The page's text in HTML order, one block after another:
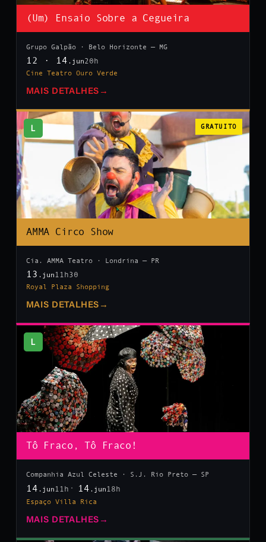
(Um) Ensaio Sobre a Cegueira
Grupo Galpão · Belo Horizonte — MG
12 · 14 .jun20h
Cine Teatro Ouro Verde
MAIS DETALHES →
L GRATUITO
AMMA Circo Show
Cia. AMMA Teatro · Londrina — PR
13 .jun 11h30
Royal Plaza Shopping
MAIS DETALHES →
L
Tô Fraco, Tô Fraco!
Companhia Azul Celeste · S.J. Rio Preto — SP
14 .jun 11h 14 .jun 18h
Espaço Villa Rica
MAIS DETALHES →